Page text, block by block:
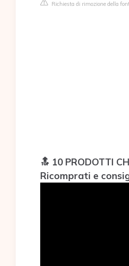
Richiesta di rimozione della
🔝 10 PRODOTTI
Ricomprati e